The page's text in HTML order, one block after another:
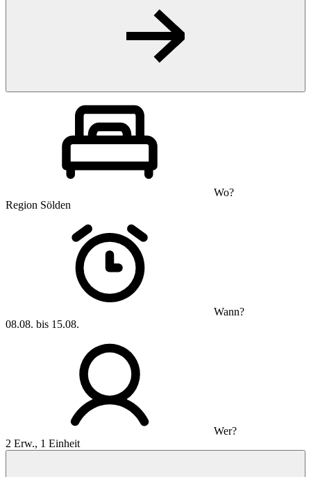
Wo?
Region Sölden
Wann?
08.08. bis 15.08.
Wer?
2 Erw., 1 Einheit